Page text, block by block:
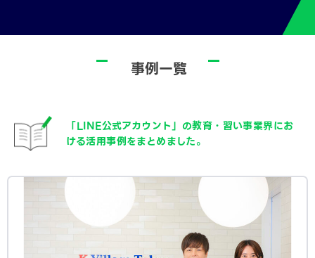
事例一覧
「LINE公式アカウント」の教育・習い事業界にお
ける活用事例をまとめました。